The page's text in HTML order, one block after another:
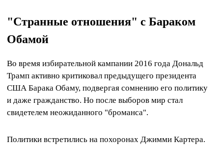
"Странные отношения" с Бараком
Обамой
Во время избирательной кампании 2016 года Дональд
Трамп активно критиковал предыдущего президента
США Барака Обаму, подвергая сомнению его политику
и даже гражданство. Но после выборов мир стал
свидетелем неожиданного "броманса".
Политики встретились на похоронах Джимми Картера.